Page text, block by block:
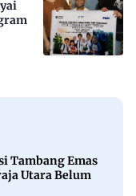
Tambang Emas
Utara Belum